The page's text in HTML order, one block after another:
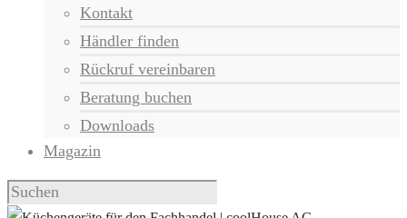
Kontakt
Händler finden
Rückruf vereinbaren
Beratung buchen
Downloads
Magazin